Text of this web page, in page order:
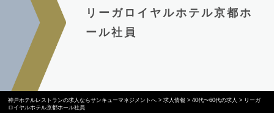
リーガロイヤルホテル京都ホ
ール社員
神戸ホテルレストランの求人ならサンキューマネジメントへ >求人情報 >40代〜60代の求人 > リーガ
ロイヤルホテル京都ホール社員